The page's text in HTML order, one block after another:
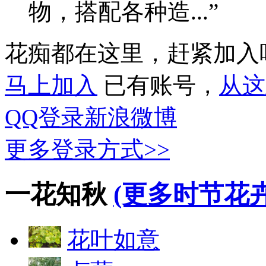
物，搭配各种造...”
花痴都在这里，赶紧加入
马上加入 已有账号， 从
QQ登录新浪微博
更多登录方式>>
一花知秋 (更多时节花
花叶如意